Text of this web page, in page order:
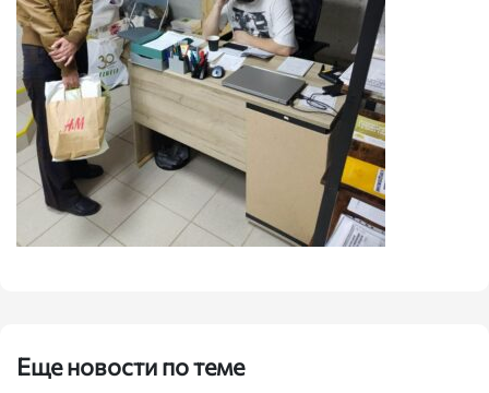
Еще новости по теме